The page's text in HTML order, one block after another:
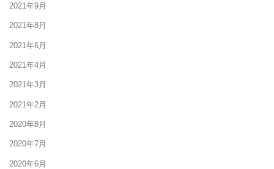
2021年9月
2021年8月
2021年6月
2021年4月
2021年3月
2021年2月
2020年8月
2020年7月
2020年6月